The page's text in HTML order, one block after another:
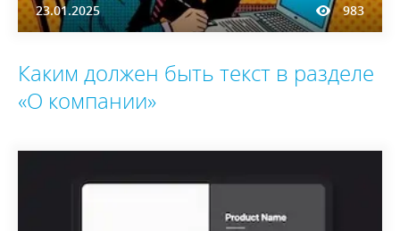
23.01.2025 983
Каким должен быть текст в разделе
«О компании»